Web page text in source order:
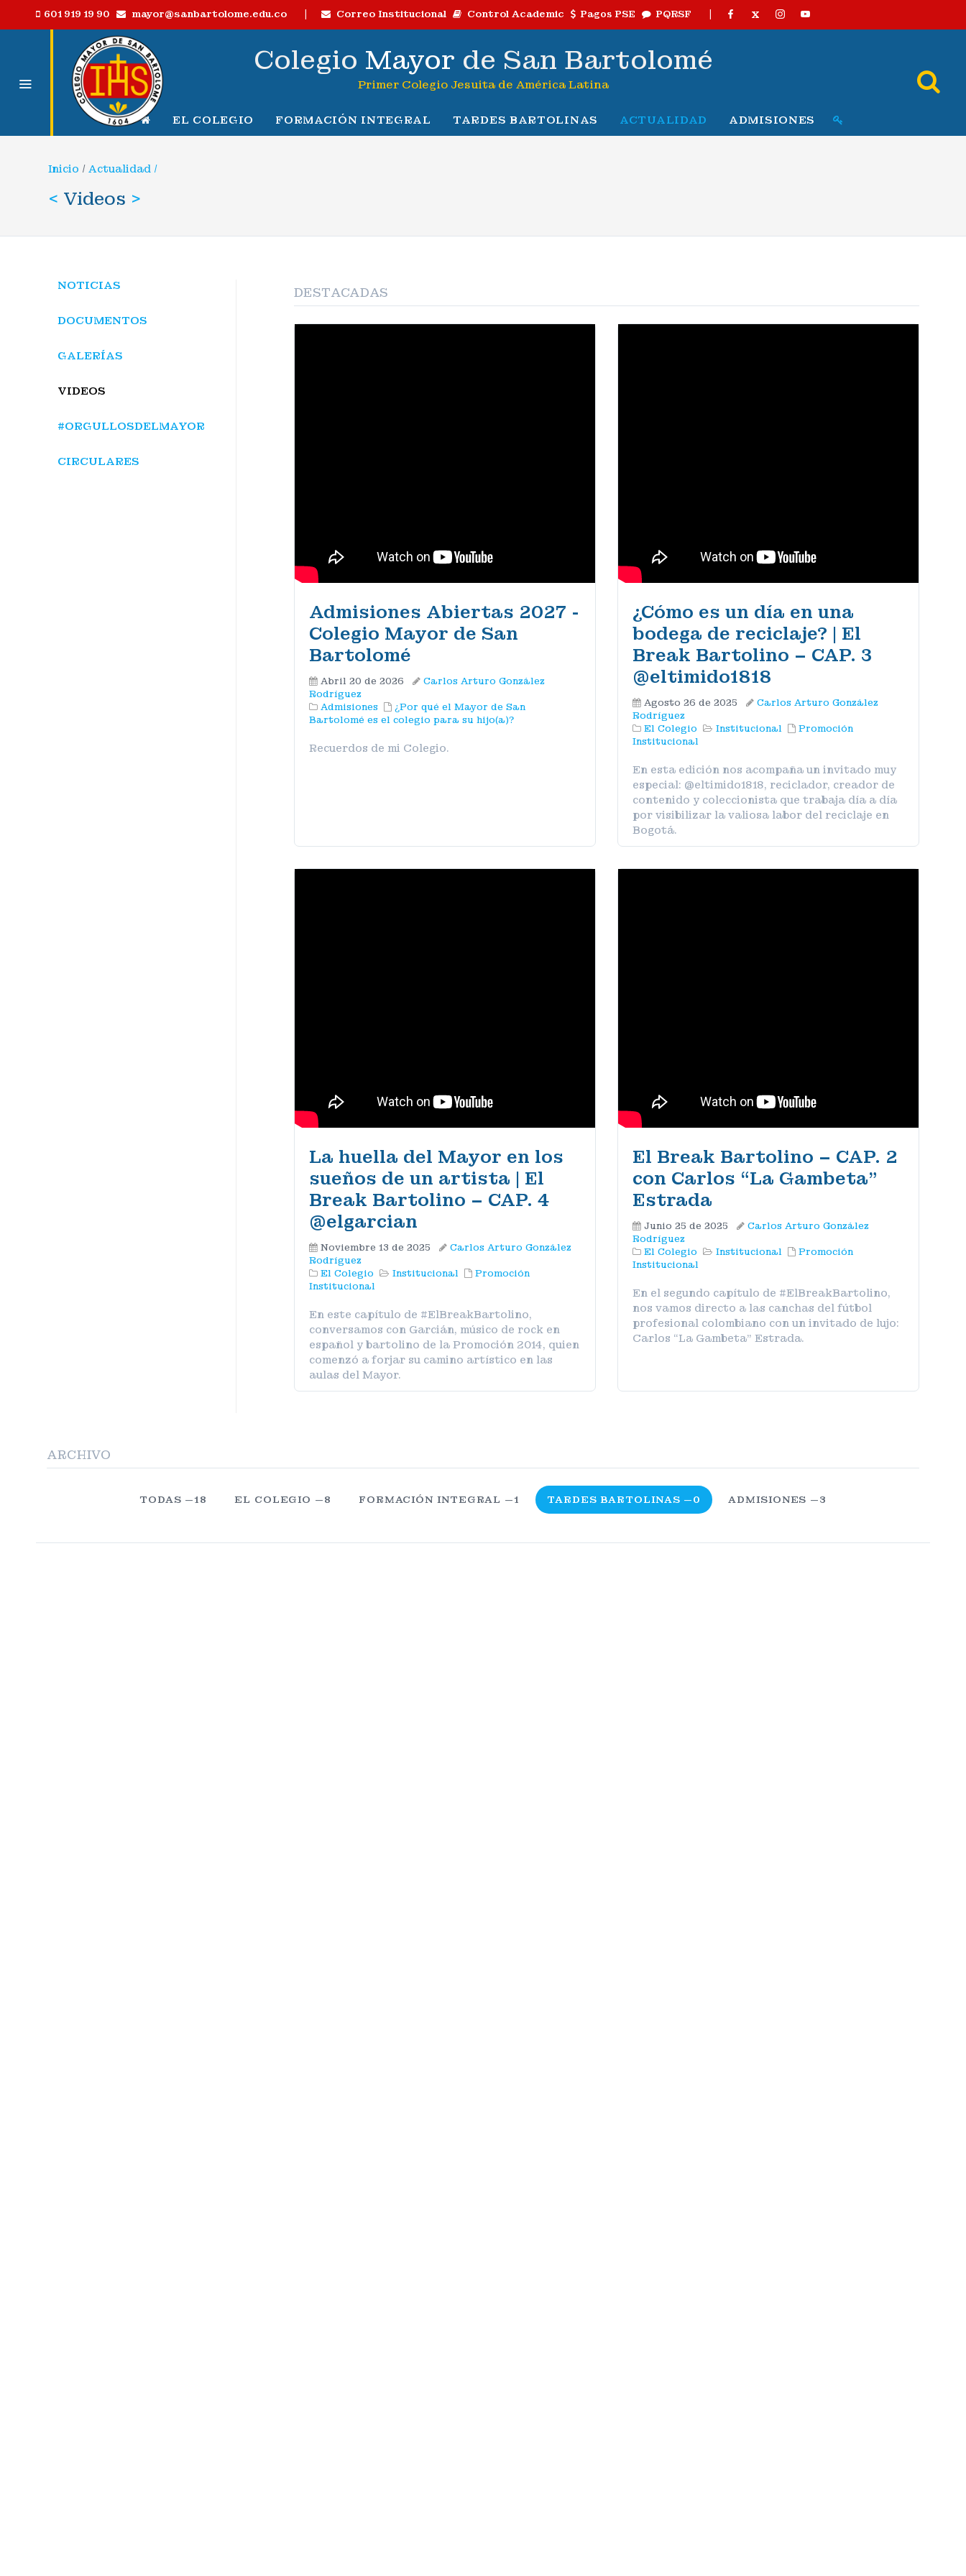
601 919 19 90 mayor@sanbartolome.edu.co | Correo Institucional Control Academic Pagos PSE PQRSF | X
Colegio Mayor de San Bartolomé
Primer Colegio Jesuita de América Latina
EL COLEGIO FORMACIÓN INTEGRAL TARDES BARTOLINAS ACTUALIDAD ADMISIONES
Inicio /Actualidad /
< Videos >
NOTICIAS
DOCUMENTOS
GALERÍAS
VIDEOS
#ORGULLOSDELMAYOR
CIRCULARES
DESTACADAS
Admisiones Abiertas 2027 -
Colegio Mayor de San
Bartolomé
Abril 20 de 2026
Carlos Arturo González
Rodríguez
Admisiones
¿Por qué el Mayor de San
Bartolomé es el colegio para su hijo(a)?
Recuerdos de mi Colegio.
La huella del Mayor en los
sueños de un artista | El
Break Bartolino – CAP. 4
‪@elgarcian‬
Noviembre 13 de 2025
Carlos Arturo González
Rodríguez
El Colegio
Institucional
Promoción
Institucional
En este capítulo de #ElBreakBartolino,
conversamos con Garcián, músico de rock en
español y bartolino de la Promoción 2014, quien
comenzó a forjar su camino artístico en las
aulas del Mayor.
¿Cómo es un día en una
bodega de reciclaje? | El
Break Bartolino – CAP. 3
‪@eltimido1818‬
Agosto 26 de 2025
Carlos Arturo González
Rodríguez
El Colegio
Institucional
Promoción
Institucional
En esta edición nos acompaña un invitado muy
especial: @eltimido1818, reciclador, creador de
contenido y coleccionista que trabaja día a día
por visibilizar la valiosa labor del reciclaje en
Bogotá.
El Break Bartolino – CAP. 2
con Carlos “La Gambeta”
Estrada
Junio 25 de 2025
Carlos Arturo González
Rodríguez
El Colegio
Institucional
Promoción
Institucional
En el segundo capítulo de #ElBreakBartolino,
nos vamos directo a las canchas del fútbol
profesional colombiano con un invitado de lujo:
Carlos “La Gambeta” Estrada.
ARCHIVO
TODAS —18 EL COLEGIO —8 FORMACIÓN INTEGRAL —1 TARDES BARTOLINAS —0 ADMISIONES —3